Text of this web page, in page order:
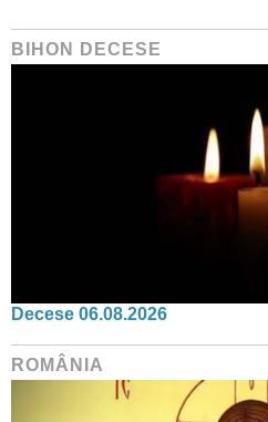
BIHON DECESE
Decese 06.08.2026
ROMÂNIA